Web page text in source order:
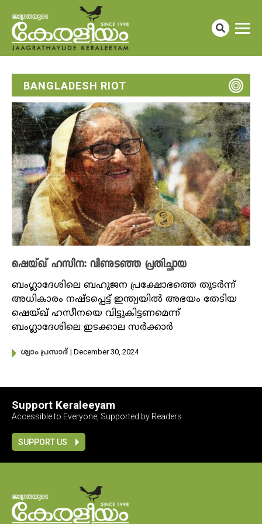
BANGLADESH RIOT
ഷെയ്ഖ് ഹസീന: വീണുടഞ്ഞ പ്രതിച്ഛായ
ബംഗ്ലാദേശിലെ ബഹുജന പ്രക്ഷോഭത്തെ തുടർന്ന്
അധികാരം നഷ്ടപ്പെട്ട് ഇന്ത്യയിൽ അഭയം തേടിയ
ഷെയ്ഖ് ഹസീനയെ വിട്ടുകിട്ടണമെന്ന്
ബംഗ്ലാദേശിലെ ഇടക്കാല സർക്കാർ
ശ്യാം പ്രസാദ് | December 30, 2024
Support Keraleeyam
Accessible to Everyone, Supported by Readers
SUPPORT US